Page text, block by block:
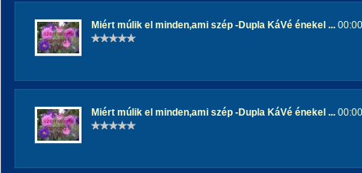
Miért múlik el minden,ami szép -Dupla KáVé énekel ...
Miért múlik el minden,ami szép -Dupla KáVé énekel ...